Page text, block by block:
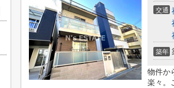
交通
築年
物件か
楽々。